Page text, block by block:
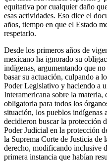
equitativa por cualquier daño
esas actividades. Eso dice el
años, tiempo en que el Estado
respetarlo.
Desde los primeros años de
mexicano ha ignorado su
indígenas, argumentando que
basar su actuación, culpando a
Poder Legislativo y haciendo a
Interamericana sobre la materia,
obligatoria para todos los
situación, los pueblos indígenas
decidieron buscar la protección
Poder Judicial en la protección
la Suprema Corte de Justicia
derecho, modificando inclusive
primera instancia que habían